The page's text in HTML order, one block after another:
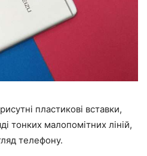
пластикові вставки,
тонких малопомітних ліній,
телефону.